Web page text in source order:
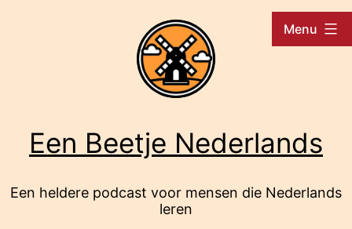
Een Beetje Nederlands
Een heldere podcast voor mensen die Nederlands
leren
Menu